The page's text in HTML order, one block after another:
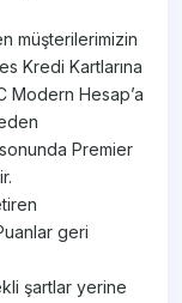
müşterilerimizin
Kredi Kartlarına
Modern Hesap’a
Premier
geri
şartlar yerine